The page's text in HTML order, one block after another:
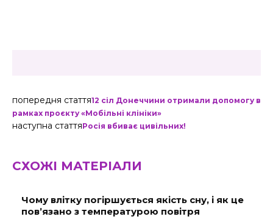
попередня стаття12 сіл Донеччини отримали допомогу в
рамках проєкту «Мобільні клініки»
наступна статтяРосія вбиває цивільних!
СХОЖІ МАТЕРІАЛИ
Чому влітку погіршується якість сну, і як це
пов’язано з температурою повітря